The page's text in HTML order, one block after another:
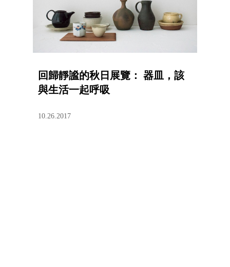
回歸靜謐的秋日展覽： 器皿，該
與生活一起呼吸
10.26.2017